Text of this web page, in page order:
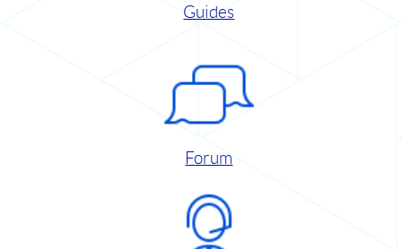
Guides
Forum